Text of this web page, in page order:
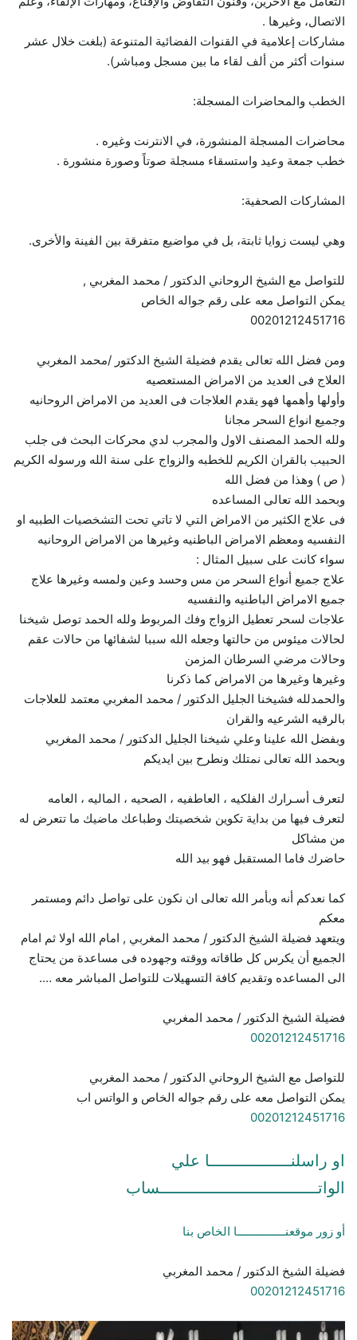
الاتصال، وغيرها .
مشاركات إعلامية في القنوات الفضائية المتنوعة (بلغت خلال عشر
سنوات أكثر من ألف لقاء ما بين مسجل ومباشر).
الخطب والمحاضرات المسجلة:
محاضرات المسجلة المنشورة، في الانترنت وغيره .
خطب جمعة وعيد واستسقاء مسجلة صوتاً وصورة منشورة .
المشاركات الصحفية:
وهي ليست زوايا ثابتة، بل في مواضيع متفرقة بين الفينة والأخرى.
للتواصل مع الشيخ الروحاني الدكتور / محمد المغربي ,
يمكن التواصل معه على رقم جواله الخاص
00201212451716
ومن فضل الله تعالى يقدم فضيلة الشيخ الدكتور /محمد المغربي
العلاج فى العديد من الامراض المستعصيه
وأولها وأهمها فهو يقدم العلاجات فى العديد من الامراض الروحانيه
وجميع انواع السحر مجانا
ولله الحمد المصنف الاول والمجرب لدي محركات البحث فى جلب
الحبيب بالقران الكريم للخطبه والزواج على سنة الله ورسوله الكريم
( ص ) وهذا من فضل الله
وبحمد الله تعالى المساعده
فى علاج الكثير من الامراض التي لا تاتي تحت التشخصيات الطبيه او
النفسيه ومعظم الامراض الباطنيه وغيرها من الامراض الروحانيه
سواء كانت على سبيل المثال :
علاج جميع أنواع السحر من مس وحسد وعين ولمسه وغيرها علاج
جميع الامراض الباطنيه والنفسيه
علاجات لسحر تعطيل الزواج وفك المربوط ولله الحمد توصل شيخنا
لحالات ميئوس من حالتها وجعله الله سببا لشفائها من حالات عقم
وحالات مرضي السرطان المزمن
وغيرها وغيرها من الامراض كما ذكرنا
والحمدلله فشيخنا الجليل الدكتور / محمد المغربي معتمد للعلاجات
بالرقيه الشرعيه والقران
وبفضل الله علينا وعلي شيخنا الجليل الدكتور / محمد المغربي
وبحمد الله تعالى نمتلك ونطرح بين ايديكم
لتعرف أسـرارك الفلكيه ، العاطفيه ، الصحيه ، الماليه ، العامه
لتعرف فيها من بداية تكوين شخصيتك وطباعك ماضيك ما تتعرض له
من مشاكل
حاضرك فاما المستقبل فهو بيد الله
كما نعدكم أنه وبأمر الله تعالى ان نكون على تواصل دائم ومستمر
معكم
ويتعهد فضيلة الشيخ الدكتور / محمد المغربي , امام الله اولا ثم امام
الجميع أن يكرس كل طاقاته ووقته وجهوده فى مساعدة من يحتاج
الى المساعده وتقديم كافة التسهيلات للتواصل المباشر معه ….
فضيلة الشيخ الدكتور / محمد المغربي
00201212451716
للتواصل مع الشيخ الروحاني الدكتور / محمد المغربي
يمكن التواصل معه على رقم جواله الخاص و الواتس اب
00201212451716
او راسلنـــــــــــــــــا علي
الواتـــــــــــــــــــــــــــــــــساب
أو زور موقعنـــــــــــــــا الخاص بنا
فضيلة الشيخ الدكتور / محمد المغربي
00201212451716